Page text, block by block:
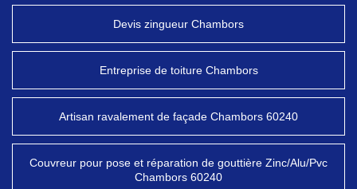
Devis zingueur Chambors
Entreprise de toiture Chambors
Artisan ravalement de façade Chambors 60240
Couvreur pour pose et réparation de gouttière Zinc/Alu/Pvc
Chambors 60240